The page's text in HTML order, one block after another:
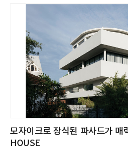
모자이크로 장식된 파사드가 매
HOUSE